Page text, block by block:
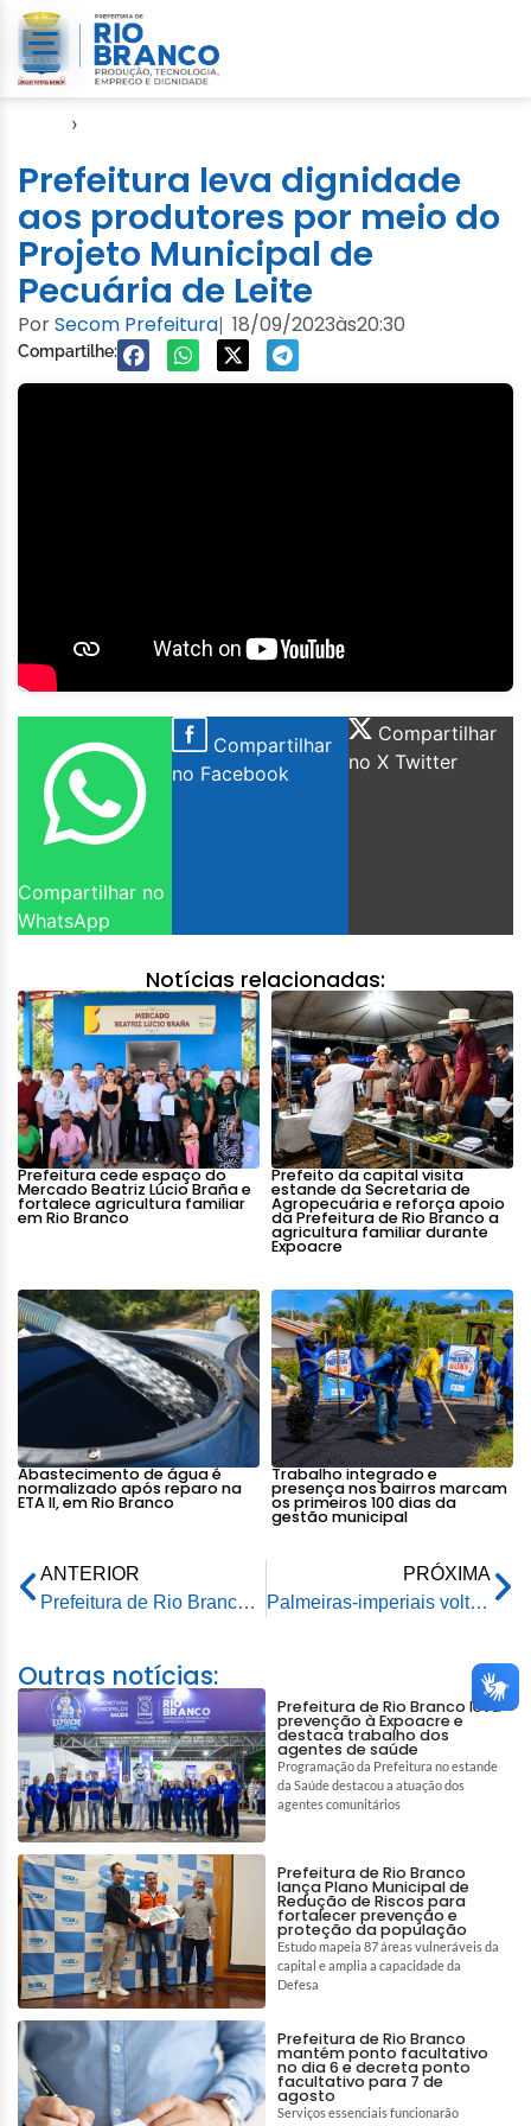
›
Prefeitura leva dignidade
aos produtores por meio do
Projeto Municipal de
Pecuária de Leite
PorSecom Prefeitura| 18/09/2023às20:30
Compartilhe:
Compartilhar no
WhatsApp
Compartilhar
no Facebook
Compartilhar
no X Twitter
Notícias relacionadas:
Prefeitura cede espaço do
Mercado Beatriz Lúcio Braña e
fortalece agricultura familiar
em Rio Branco
Prefeito da capital visita
estande da Secretaria de
Agropecuária e reforça apoio
da Prefeitura de Rio Branco a
agricultura familiar durante
Expoacre
Abastecimento de água é
normalizado após reparo na
ETA II, em Rio Branco
Trabalho integrado e
presença nos bairros marcam
os primeiros 100 dias da
gestão municipal
ANTERIOR
Prefeitura de Rio Branco capacita servidores que fazem abordagem social nas ruas da capital
PRÓXIMA
Palmeiras-imperiais voltam compor a paisagem da Via Chico Mendes
Outras notícias:
Prefeitura de Rio Branco leva
prevenção à Expoacre e
destaca trabalho dos
agentes de saúde
Programação da Prefeitura no estande
da Saúde destacou a atuação dos
agentes comunitários
Prefeitura de Rio Branco
lança Plano Municipal de
Redução de Riscos para
fortalecer prevenção e
proteção da população
Estudo mapeia 87 áreas vulneráveis da
capital e amplia a capacidade da
Defesa
Prefeitura de Rio Branco
mantém ponto facultativo
no dia 6 e decreta ponto
facultativo para 7 de
agosto
Serviços essenciais funcionarão